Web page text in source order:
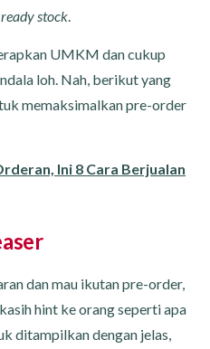
ready stock.
UMKM dan cukup
loh. Nah, berikut yang
memaksimalkan pre-order
Ini 8 Cara Berjualan
dan mau ikutan pre-order,
hint ke orang seperti apa
ditampilkan dengan jelas,